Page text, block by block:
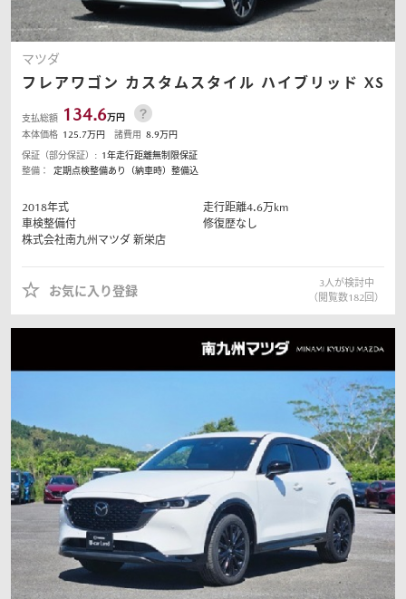
マツダ
フレアワゴン カスタムスタイル ハイブリッド XS
支払総額 134.6万円
本体価格 125.7万円 諸費用 8.9万円
保証（部分保証）: 1年走行距離無制限保証
整備：
定期点検整備あり（納車時）整備込
2018年式 走行距離4.6万km
車検整備付
修復歴なし
株式会社南九州マツダ 新栄店
お気に入り登録
3人が検討中
（閲覧数182回）